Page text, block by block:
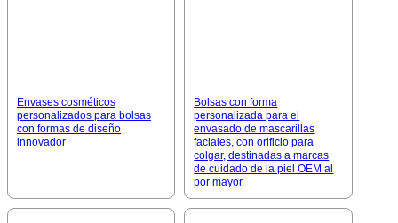
Envases cosméticos
personalizados para bolsas
con formas de diseño
innovador
Bolsas con forma
personalizada para el
envasado de mascarillas
faciales, con orificio para
colgar, destinadas a marcas
de cuidado de la piel OEM al
por mayor